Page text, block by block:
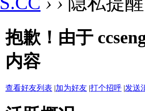
抱歉！由于
内容
查看好友列表 |加为好友 |打个招呼 |发送